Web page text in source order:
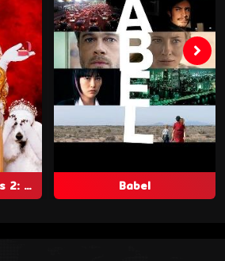
The Princess Diaries 2: Royal Engagement Babel